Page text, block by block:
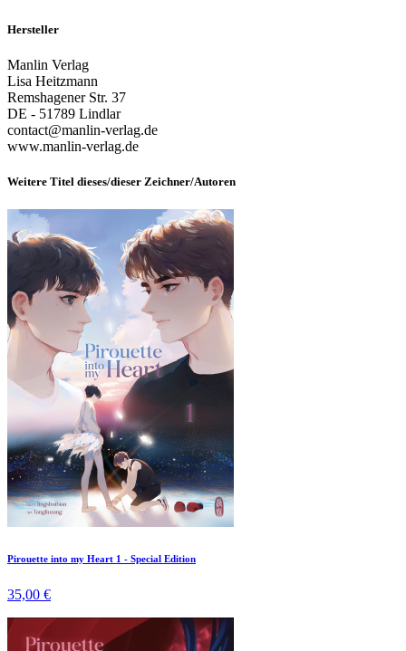
Hersteller
Manlin Verlag
Lisa Heitzmann
Remshagener Str. 37
DE - 51789 Lindlar
contact@manlin-verlag.de
www.manlin-verlag.de
Weitere Titel dieses/dieser Zeichner/Autoren
Pirouette into my Heart 1 - Special Edition
35,00 €